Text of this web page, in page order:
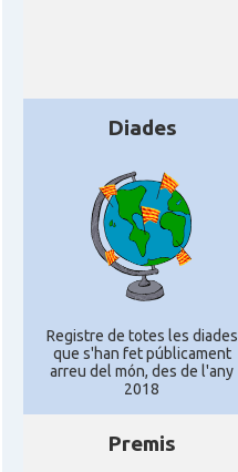
Diades
Registre de totes les diades
que s'han fet públicament
arreu del món, des de l'any
2018
Premis